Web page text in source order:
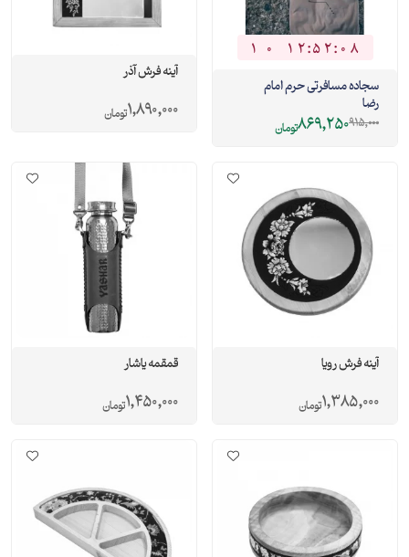
1 0
1 2:5 2: 0 7
سجاده مسافرتی حرم امام
رضا
915,000
869,250تومان
آینه فرش آذر
1,890,000تومان
آینه فرش رویا
1,385,000تومان
قمقمه یاشار
1,450,000تومان